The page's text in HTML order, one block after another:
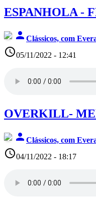
ESPANHOLA -
person Clássicos, com
access_time05/11/2022 - 12:41
OVERKILL-
person Clássicos, com
access_time04/11/2022 - 18:17